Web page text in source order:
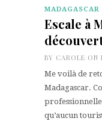
MADAGASCAR
Escale à
BY CAROLE ON
Me voilà de
Madagascar.
professionnelle
qu’aucun